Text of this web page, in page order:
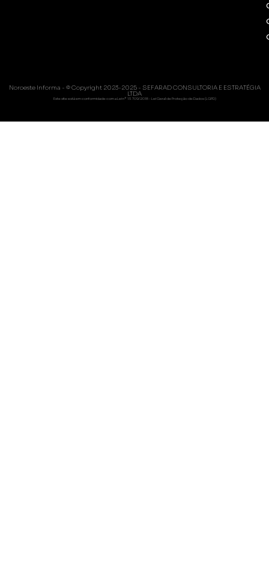
Noroeste Informa - © Copyright 2023-2025 - SEFARAD CONSULTORIA E ESTRATÉGIA
LTDA
Este site está em conformidade com a Lei nº 13.709/2018 - Lei Geral de Proteção de Dados (LGPD)